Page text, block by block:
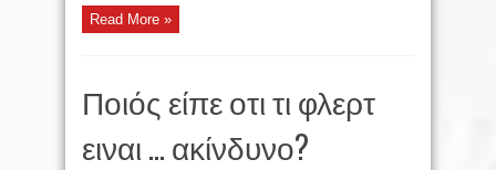
Read More »
Ποιός είπε οτι τι φλερτ
ειναι … ακίνδυνο?